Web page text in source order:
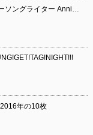
ソングライター Anni…
年の10枚